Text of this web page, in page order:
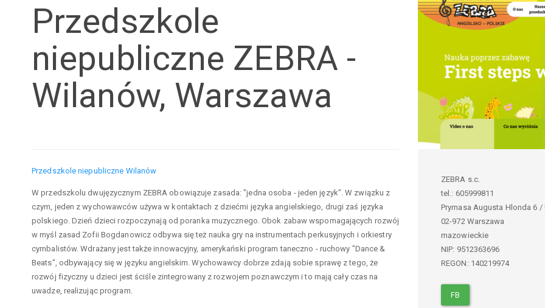
Przedszkole
niepubliczne ZEBRA -
Wilanów, Warszawa
Przedszkole niepubliczne Wilanów
W przedszkolu dwujęzycznym ZEBRA obowiązuje zasada: "jedna osoba - jeden język". W związku z
czym, jeden z wychowawców używa w kontaktach z dziećmi języka angielskiego, drugi zaś języka
polskiego. Dzień dzieci rozpoczynają od poranka muzycznego. Obok zabaw wspomagających rozwój
w myśl zasad Zofii Bogdanowicz odbywa się też nauka gry na instrumentach perkusyjnych i orkiestry
cymbalistów. Wdrażany jest także innowacyjny, amerykański program taneczno - ruchowy "Dance &
Beats", odbywający się w języku angielskim. Wychowawcy dobrze zdają sobie sprawę z tego, że
rozwój fizyczny u dzieci jest ściśle zintegrowany z rozwojem poznawczym i to mają cały czas na
uwadze, realizując program.
ZEBRA s.c.
tel.: 605999811
Prymasa Augusta Hlonda 6 /
02-972 Warszawa
mazowieckie
NIP: 9512363696
REGON: 140219974
FB